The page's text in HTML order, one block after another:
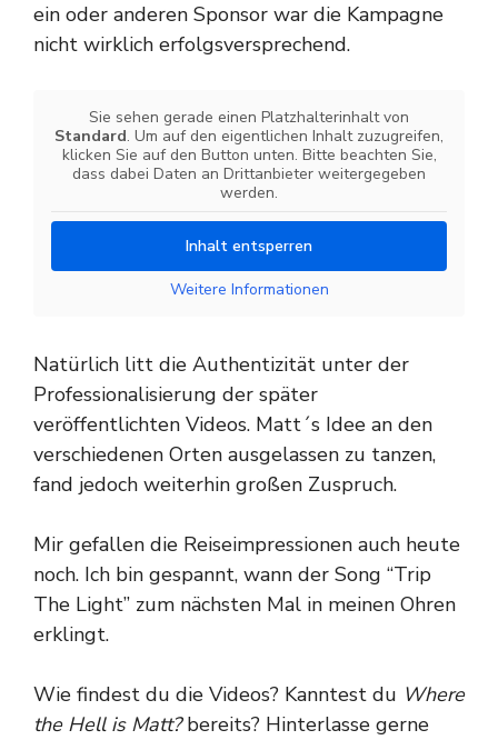
ein oder anderen Sponsor war die Kampagne
nicht wirklich erfolgsversprechend.
Sie sehen gerade einen Platzhalterinhalt von
Standard. Um auf den eigentlichen Inhalt zuzugreifen,
klicken Sie auf den Button unten. Bitte beachten Sie,
dass dabei Daten an Drittanbieter weitergegeben
werden.
Inhalt entsperren
Weitere Informationen
Natürlich litt die Authentizität unter der
Professionalisierung der später
veröffentlichten Videos. Matt´s Idee an den
verschiedenen Orten ausgelassen zu tanzen,
fand jedoch weiterhin großen Zuspruch.
Mir gefallen die Reiseimpressionen auch heute
noch. Ich bin gespannt, wann der Song “Trip
The Light” zum nächsten Mal in meinen Ohren
erklingt.
Wie findest du die Videos? Kanntest du Where
the Hell is Matt?bereits? Hinterlasse gerne